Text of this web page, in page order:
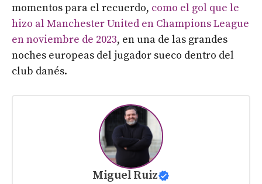
momentos para el recuerdo, como el gol que le
hizo al Manchester United en Champions League
en noviembre de 2023, en una de las grandes
noches europeas del jugador sueco dentro del
club danés.
Miguel Ruiz